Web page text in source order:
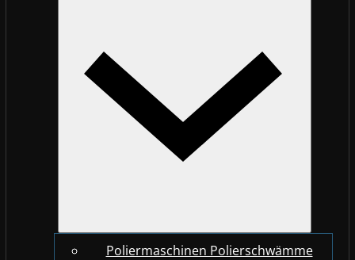
Poliermaschinen Polierschwämme